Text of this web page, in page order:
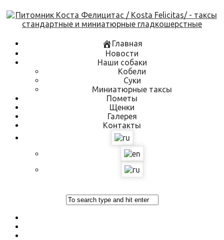
Skip
to
content
Главная
Новости
Наши собаки
Кобели
Суки
Миниатюрные таксы
Пометы
Щенки
Галерея
Контакты